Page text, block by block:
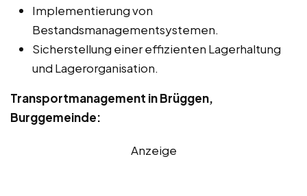
Implementierung von
Bestandsmanagementsystemen.
Sicherstellung einer effizienten Lagerhaltung
und Lagerorganisation.
Transportmanagement in Brüggen,
Burggemeinde:
Anzeige